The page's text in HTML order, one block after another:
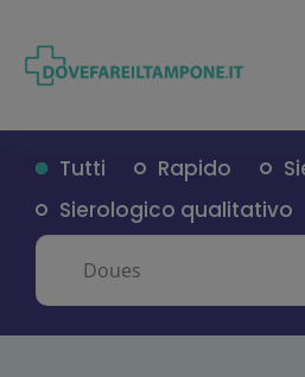
Tutti Rapido
Sierologico qualitativo